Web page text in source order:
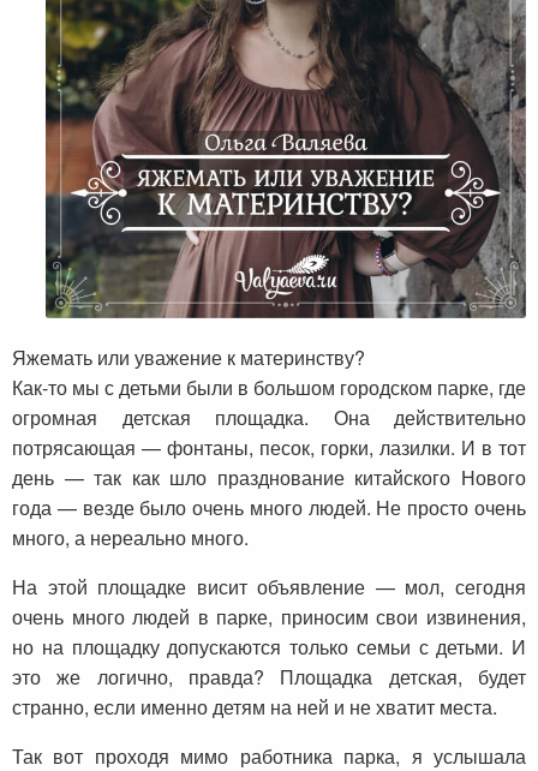
Яжемать или уважение к материнству?
Как-то мы с детьми были в большом городском парке, где
огромная детская площадка. Она действительно
потрясающая — фонтаны, песок, горки, лазилки. И в тот
день — так как шло празднование китайского Нового
года — везде было очень много людей. Не просто очень
много, а нереально много.
На этой площадке висит объявление — мол, сегодня
очень много людей в парке, приносим свои извинения,
но на площадку допускаются только семьи с детьми. И
это же логично, правда? Площадка детская, будет
странно, если именно детям на ней и не хватит места.
Так вот проходя мимо работника парка, я услышала